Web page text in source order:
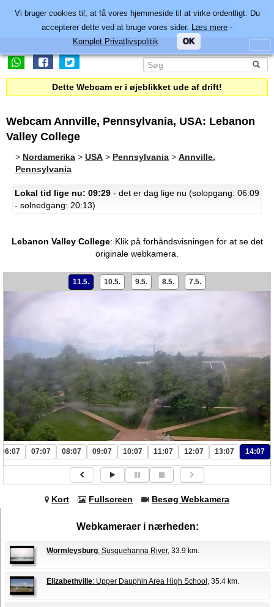
Dette Webcam er i øjeblikket ude af drift!
Webcam Annville, Pennsylvania, USA: Lebanon
Valley College
> Nordamerika > USA > Pennsylvania > Annville,
Pennsylvania
Lokal tid lige nu: 09:29 - det er dag lige nu (solopgang: 06:09
- solnedgang: 20:13)
Lebanon Valley College: Klik på forhåndsvisningen for at se det
originale webkamera.
11.5. 10.5. 9.5. 8.5. 7.5.
06:07 07:07 08:07 09:07 10:07 11:07 12:07 13:07 14:07
Kort Fullscreen Besøg Webkamera
Webkameraer i nærheden:
Wormleysburg: Susquehanna River, 33.9 km.
Elizabethville: Upper Dauphin Area High School , 35.4 km.
Vi bruger cookies til, at få vores hjemmeside til at virke ordentligt. Du
accepterer dette ved at bruge vores sider. Læs mere -
Komplet Privatlivspolitik
OK